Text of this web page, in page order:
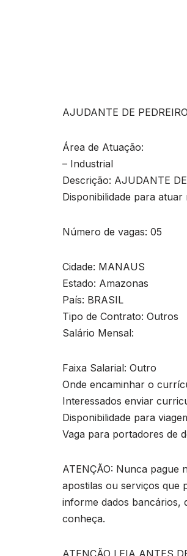
AJUDANTE DE PEDREIRO
Área de Atuação:
– Industrial
Descrição: AJUDANTE
Disponibilidade para
Número de vagas: 05
Cidade: MANAUS
Estado: Amazonas
País: BRASIL
Tipo de Contrato: Outros
Salário Mensal:
Faixa Salarial: Outro
Onde encaminhar o
Interessados enviar
Disponibilidade para
Vaga para portadores de
ATENÇÃO: Nunca
apostilas ou serviços que
informe dados bancários,
conheça.